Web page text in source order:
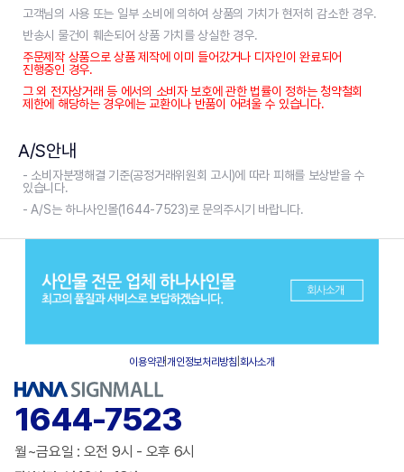
고객님의 사용 또는 일부 소비에 의하여 상품의 가치가 현저히 감소한 경우.
반송시 물건이 훼손되어 상품 가치를 상실한 경우.
주문제작 상품으로 상품 제작에 이미 들어갔거나 디자인이 완료되어
진행중인 경우.
그 외 전자상거래 등 에서의 소비자 보호에 관한 법률이 정하는 청약철회
제한에 해당하는 경우에는 교환이나 반품이 어려울 수 있습니다.
A/S안내
- 소비자분쟁해결 기준(공정거래위원회 고시)에 따라 피해를 보상받을 수
있습니다.
- A/S는 하나사인몰(1644-7523)로 문의주시기 바랍니다.
이용약관|개인정보처리방침 회사소개
1644-7523
월~금요일 : 오전 9시 - 오후 6시